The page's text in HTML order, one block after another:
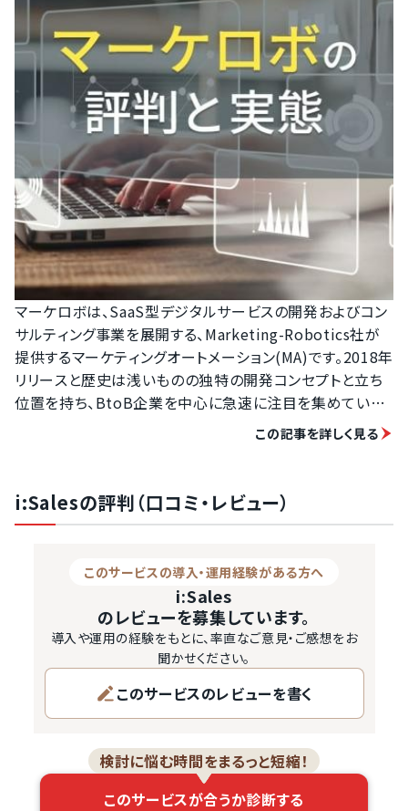
マーケロボは、SaaS型デジタルサービスの開発およびコン
サルティング事業を展開する、Marketing-Robotics社が
提供するマーケティングオートメーション(MA)です。2018年
リリースと歴史は浅いものの独特の開発コンセプトと立ち
位置を持ち、BtoB企業を中心に急速に注目を集めていま
発注業者比較サービスPRONIアイミツが、おすすめのマー
独自のコンセプトとは？実際の使い勝手は？どんな活用メ
リットを得られるのか？マーケロボの実態に迫ります。
出典マーケロボ https://mk8-robo.com/
マーケロボは、中小規模のBtoB企業を対象とし、現場の営
業マンが簡単に使えることをコンセプトに開発されたクラ
ウド型マーケティングオートメーション(MA)です。法人営業
におけるアナログの重要度を踏まえ、効率化できる要…
この記事を詳しく見る
i:Salesの評判（口コミ・レビュー）
このサービスの導入・運用経験がある方へ
i:Sales
のレビューを募集しています。
導入や運用の経験をもとに、率直なご意見・ご感想をお
聞かせください。
このサービスのレビューを書く
検討に悩む時間をまるっと短縮！
このサービスが合うか診断する